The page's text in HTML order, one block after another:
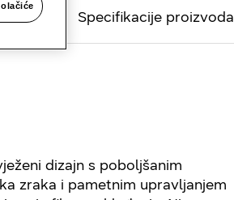
Specifikacije proizvoda
dizajn s poboljšanim
zraka i pametnim upravljanjem